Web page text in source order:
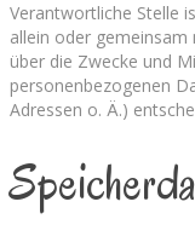
Verantwortliche Stelle
allein oder gemeinsam
über die Zwecke und
personenbezogenen
Adressen o. Ä.)